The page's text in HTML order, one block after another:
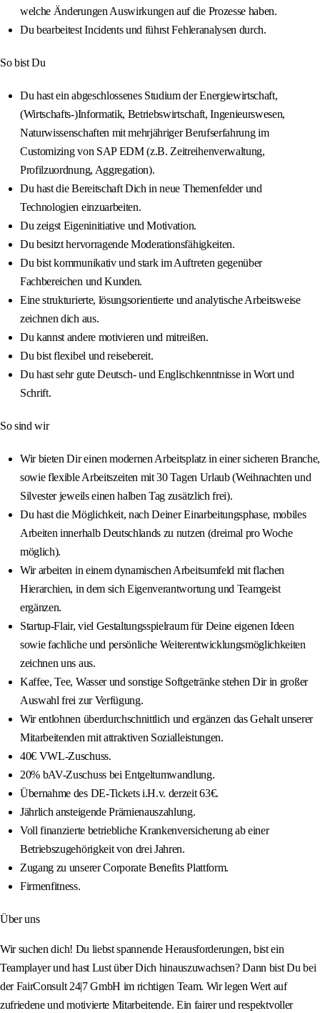
welche Änderungen Auswirkungen auf die Prozesse haben.
Du bearbeitest Incidents und führst Fehleranalysen durch.
So bist Du
Du hast ein abgeschlossenes Studium der Energiewirtschaft,
(Wirtschafts-)Informatik, Betriebswirtschaft, Ingenieurswesen,
Naturwissenschaften mit mehrjähriger Berufserfahrung im
Customizing von SAP EDM (z.B. Zeitreihenverwaltung,
Profilzuordnung, Aggregation).
Du hast die Bereitschaft Dich in neue Themenfelder und
Technologien einzuarbeiten.
Du zeigst Eigeninitiative und Motivation.
Du besitzt hervorragende Moderationsfähigkeiten.
Du bist kommunikativ und stark im Auftreten gegenüber
Fachbereichen und Kunden.
Eine strukturierte, lösungsorientierte und analytische Arbeitsweise
zeichnen dich aus.
Du kannst andere motivieren und mitreißen.
Du bist flexibel und reisebereit.
Du hast sehr gute Deutsch- und Englischkenntnisse in Wort und
Schrift.
So sind wir
Wir bieten Dir einen modernen Arbeitsplatz in einer sicheren Branche,
sowie flexible Arbeitszeiten mit 30 Tagen Urlaub (Weihnachten und
Silvester jeweils einen halben Tag zusätzlich frei).
Du hast die Möglichkeit, nach Deiner Einarbeitungsphase, mobiles
Arbeiten innerhalb Deutschlands zu nutzen (dreimal pro Woche
möglich).
Wir arbeiten in einem dynamischen Arbeitsumfeld mit flachen
Hierarchien, in dem sich Eigenverantwortung und Teamgeist
ergänzen.
Startup-Flair, viel Gestaltungsspielraum für Deine eigenen Ideen
sowie fachliche und persönliche Weiterentwicklungsmöglichkeiten
zeichnen uns aus.
Kaffee, Tee, Wasser und sonstige Softgetränke stehen Dir in großer
Auswahl frei zur Verfügung.
Wir entlohnen überdurchschnittlich und ergänzen das Gehalt unserer
Mitarbeitenden mit attraktiven Sozialleistungen.
40€ VWL-Zuschuss.
20% bAV-Zuschuss bei Entgeltumwandlung.
Übernahme des DE-Tickets i.H.v. derzeit 63€.
Jährlich ansteigende Prämienauszahlung.
Voll finanzierte betriebliche Krankenversicherung ab einer
Betriebszugehörigkeit von drei Jahren.
Zugang zu unserer Corporate Benefits Plattform.
Firmenfitness.
Über uns
Wir suchen dich! Du liebst spannende Herausforderungen, bist ein
Teamplayer und hast Lust über Dich hinauszuwachsen? Dann bist Du bei
der FairConsult 24|7 GmbH im richtigen Team. Wir legen Wert auf
zufriedene und motivierte Mitarbeitende. Ein fairer und respektvoller